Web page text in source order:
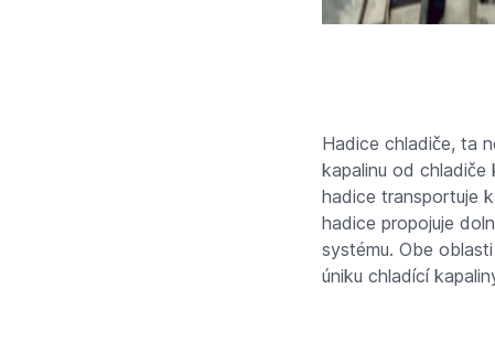
Hadice chladiče, ta
kapalinu od
hadice transportuje
hadice propojuje
systému. Obe
úniku chladící